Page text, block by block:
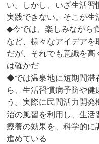
い。しかし、いざ生活
実践できない。そこが生
◆今では、楽しみながら
など、様々なアイデアを
だが、それでも意識を
は確かだ
◆では温泉地に短期間滞
ら、生活習慣病予防や
う。実際に民間活力開
治の風習を利用し、生活
療養の効果を、科学的に
進めている